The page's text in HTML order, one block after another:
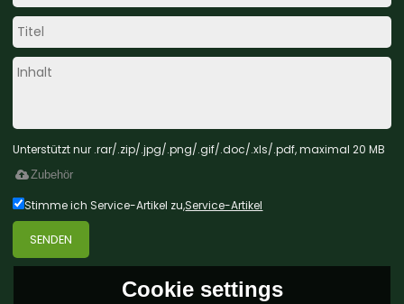
Unterstützt nur .rar/.zip/.jpg/.png/.gif/.doc/.xls/.pdf, maximal 20 MB
Zubehör
Stimme ich Service-Artikel zu,Service-Artikel
SENDEN
Cookie settings